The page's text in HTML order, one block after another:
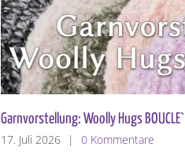
Garnvorstellung: Woolly Hugs BOUCLE`
17. Juli 2026
| 0 Kommentare